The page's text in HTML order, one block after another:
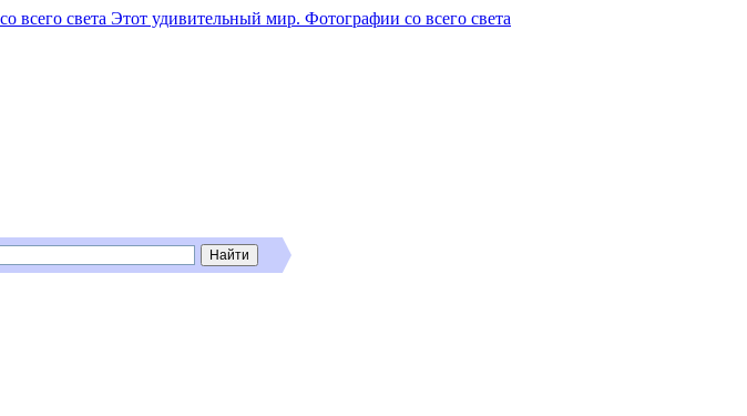
Этот удивительный мир. Фотографии со всего света